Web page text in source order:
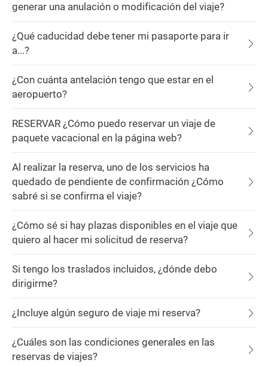
generar una anulación o modificación del viaje?
¿Qué caducidad debe tener mi pasaporte para ir
a...?
¿Con cuánta antelación tengo que estar en el
aeropuerto?
RESERVAR ¿Cómo puedo reservar un viaje de
paquete vacacional en la página web?
Al realizar la reserva, uno de los servicios ha
quedado de pendiente de confirmación ¿Cómo
sabré si se confirma el viaje?
¿Cómo sé si hay plazas disponibles en el viaje que
quiero al hacer mi solicitud de reserva?
Si tengo los traslados incluidos, ¿dónde debo
dirigirme?
¿Incluye algún seguro de viaje mi reserva?
¿Cuáles son las condiciones generales en las
reservas de viajes?